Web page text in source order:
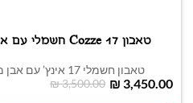
טאבון Cozze 17 חשמלי עם אבן מסתובבת PREMIUM
טאבון חשמלי 17 אינץ’ עם אבן מסתובבת ובקרה דיגיטלית
₪3,500.00 ₪ 3,450.00